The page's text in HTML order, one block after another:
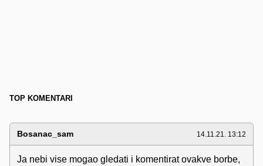
TOP KOMENTARI
Bosanac_sam 14.11.21. 13:12
Ja nebi vise mogao gledati i komentirat ovakve borbe,